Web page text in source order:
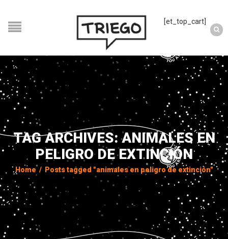
[et_top_cart]
TAG ARCHIVES: ANIMALES EN
PELIGRO DE EXTINCIÓN
Home / Posts tagged "animales en peligro de extinción"